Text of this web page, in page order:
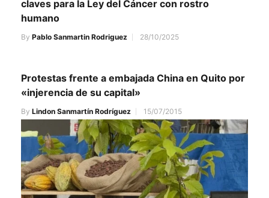
claves para la Ley del Cáncer con rostro
humano
By Pablo Sanmartin Rodriguez 28/10/2025
Protestas frente a embajada China en Quito por
«injerencia de su capital»
By Lindon Sanmartín Rodríguez 15/07/2015